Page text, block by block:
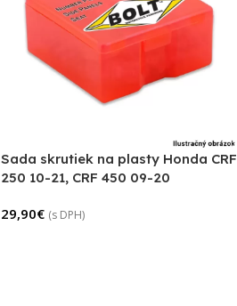
Sada skrutiek na plasty Honda CRF
250 10-21, CRF 450 09-20
29,90€ (s DPH)